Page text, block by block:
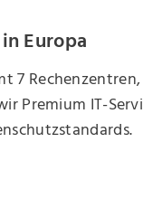
Europa
7
Premium IT-